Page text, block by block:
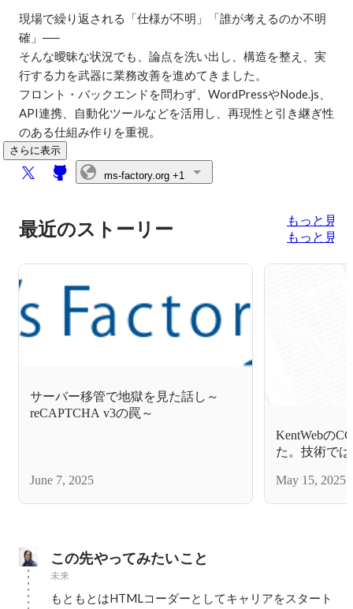
現場で繰り返される「仕様が不明」「誰が考えるのか不明
確」──
そんな曖昧な状況でも、論点を洗い出し、構造を整え、実
行する力を武器に業務改善を進めてきました。
フロント・バックエンドを問わず、WordPressやNode.js、
API連携、自動化ツールなどを活用し、再現性と引き継ぎ性
のある仕組み作りを重視。
さらに表示
ms-factory.org +1
最近のストーリー
もっと見る
もっと見る
サーバー移管で地獄を見た話し～
reCAPTCHA v3の罠～
June 7, 2025
KentWebの
た。技術で
May 15, 2025
この先やってみたいこと
未来
もともとはHTMLコーダーとしてキャリアをスタート